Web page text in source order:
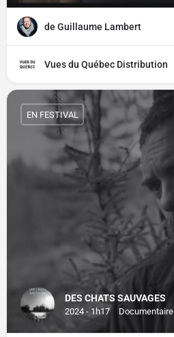
de Guillaume Lambert
Vues du Québec Distribution
DES CHATS SAUVAGES
2024 - 1h17 Documentaire
EN FESTIVAL